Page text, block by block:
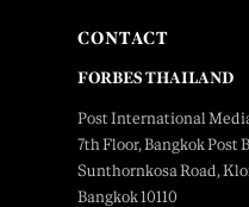
CONTACT
FORBES THAILAND
Post International
7th Floor, Bangkok Post
Sunthornkosa Road,
Bangkok 10110